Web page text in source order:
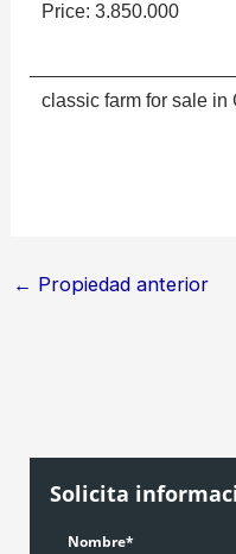
Price: 3.850.000
classic farm for sale in
← Propiedad anterior
Solicita
Nombre*